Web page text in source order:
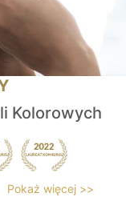
Kolorowych
Pokaż więcej >>